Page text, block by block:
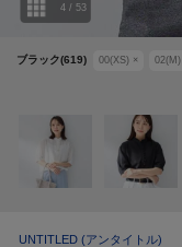
ブラック(619) 00(XS) × 02(M)
4 / 53
UNTITLED (アンタイトル)